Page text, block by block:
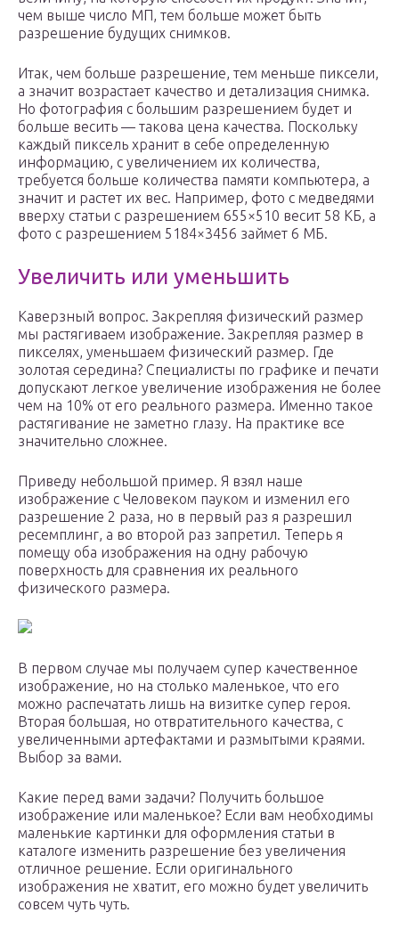
чем выше число МП, тем больше может быть
разрешение будущих снимков.
Итак, чем больше разрешение, тем меньше пиксели,
а значит возрастает качество и детализация снимка.
Но фотография с большим разрешением будет и
больше весить — такова цена качества. Поскольку
каждый пиксель хранит в себе определенную
информацию, с увеличением их количества,
требуется больше количества памяти компьютера, а
значит и растет их вес. Например, фото с медведями
вверху статьи с разрешением 655×510 весит 58 КБ, а
фото с разрешением 5184×3456 займет 6 МБ.
Увеличить или уменьшить
Каверзный вопрос. Закрепляя физический размер
мы растягиваем изображение. Закрепляя размер в
пикселях, уменьшаем физический размер. Где
золотая середина? Специалисты по графике и печати
допускают легкое увеличение изображения не более
чем на 10% от его реального размера. Именно такое
растягивание не заметно глазу. На практике все
значительно сложнее.
Приведу небольшой пример. Я взял наше
изображение с Человеком пауком и изменил его
разрешение 2 раза, но в первый раз я разрешил
ресемплинг, а во второй раз запретил. Теперь я
помещу оба изображения на одну рабочую
поверхность для сравнения их реального
физического размера.
В первом случае мы получаем супер качественное
изображение, но на столько маленькое, что его
можно распечатать лишь на визитке супер героя.
Вторая большая, но отвратительного качества, с
увеличенными артефактами и размытыми краями.
Выбор за вами.
Какие перед вами задачи? Получить большое
изображение или маленькое? Если вам необходимы
маленькие картинки для оформления статьи в
каталоге изменить разрешение без увеличения
отличное решение. Если оригинального
изображения не хватит, его можно будет увеличить
совсем чуть чуть.